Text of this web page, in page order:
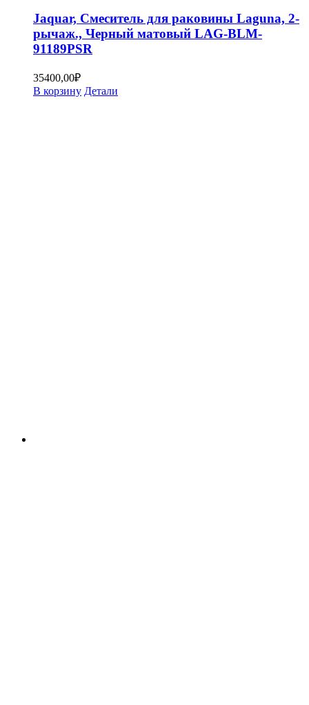
Jaquar, Смеситель для раковины Laguna, 2-
рычаж., Черный матовый LAG-BLM-
91189PSR
35400,00₽
В корзину Детали